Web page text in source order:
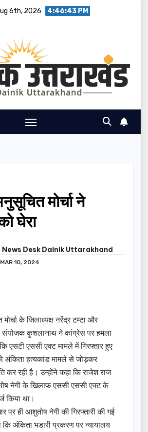
6th, 2026 4:46:44 PM
मोर्चा ने
घेरा
News Desk Dainik Uttarakhand
MAR 10, 2024
के जिलाध्यक्ष नरेंद्र टम्टा और
संयोजक कुशलानाथ ने कांग्रेस पर हमला
एसटी एससी एक्ट मामले में गिरफ्तार हुए
अंकिता हत्यकांड मामले से जोड़कर
कर रही है। उन्होंने कहा कि राजेश राज
नेगी के खिलाफ एससी एससी एक्ट के
किया था।
पर ही आशुतोष नेगी की गिरफ्तारी की गई
अंकिता भडारी प्रकरण पर न्यायालय